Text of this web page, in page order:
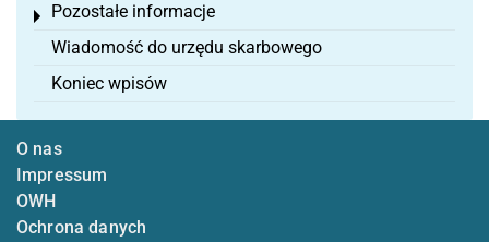
Pozostałe informacje
Toggle menu
Wiadomość do urzędu skarbowego
Koniec wpisów
O nas
Impressum
OWH
Ochrona danych